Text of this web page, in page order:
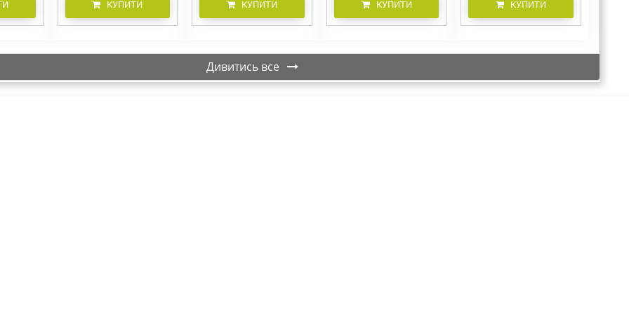
КУПИТИ КУПИТИ КУПИТИ КУПИТИ
Дивитись все